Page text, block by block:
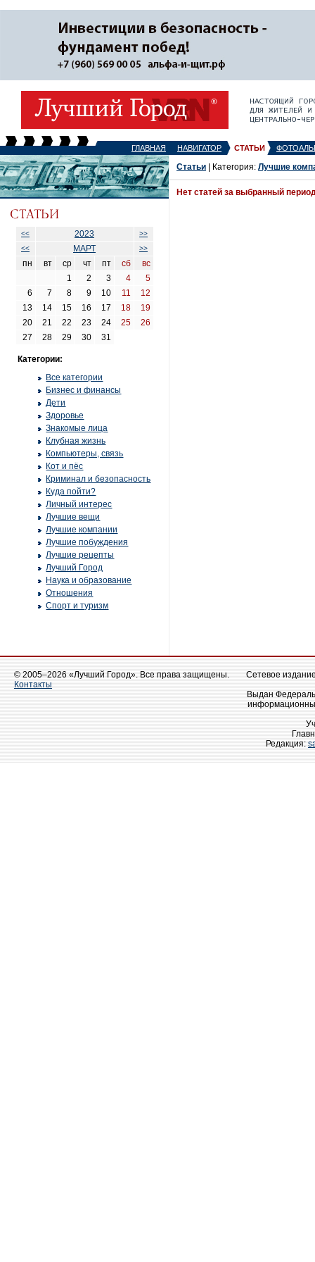
ГЛАВНАЯ НАВИГАТОР СТАТЬИ
<< 2023
>>
<<
МАРТ >>
пн вт ср чт пт сб
вс
1
2 3 4
5
6
7 8 9 10 11
12
13
14 15 16 17 18
19
20
21 22 23 24 25
26
27
28 29 30 31
Категории:
Все категории
Бизнес и финансы
Дети
Здоровье
Знакомые лица
Клубная жизнь
Компьютеры, связь
Кот и пёс
Криминал и безопасность
Куда пойти?
Личный интерес
Лучшие вещи
Лучшие компании
Лучшие побуждения
Лучшие рецепты
Лучший Город
Наука и образование
Отношения
Спорт и туризм
Статьи | Категория: Лучшие
Нет статей за выбранный
© 2005–2026 «Лучший Город». Все права защищены.
Контакты
Сетевое
Выдан
Редакция: